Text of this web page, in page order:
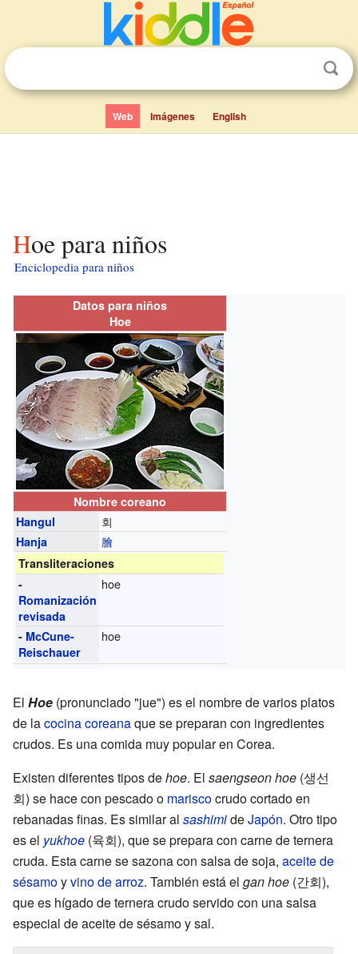
Web Imágenes English
Hoe para niños
Enciclopedia para niños
Datos para niños
Hoe
Nombre coreano
Hangul
회
Hanja 膾
Transliteraciones
-
Romanización
revisada
hoe
- McCune-
Reischauer
hoe
El Hoe (pronunciado "jue") es el nombre de varios platos
de lacocina coreanaque se preparan con ingredientes
crudos. Es una comida muy popular en Corea.
Existen diferentes tipos dehoe. El saengseon hoe (생선
회) se hace con pescado o mariscocrudo cortado en
rebanadas finas. Es similar al sashimideJapón. Otro tipo
es el yukhoe (육회), que se prepara con carne de ternera
cruda. Esta carne se sazona con salsa de soja, aceite de
sésamoyvino de arroz. También está el gan hoe (간회),
que es hígado de ternera crudo servido con una salsa
especial de aceite de sésamo y sal.